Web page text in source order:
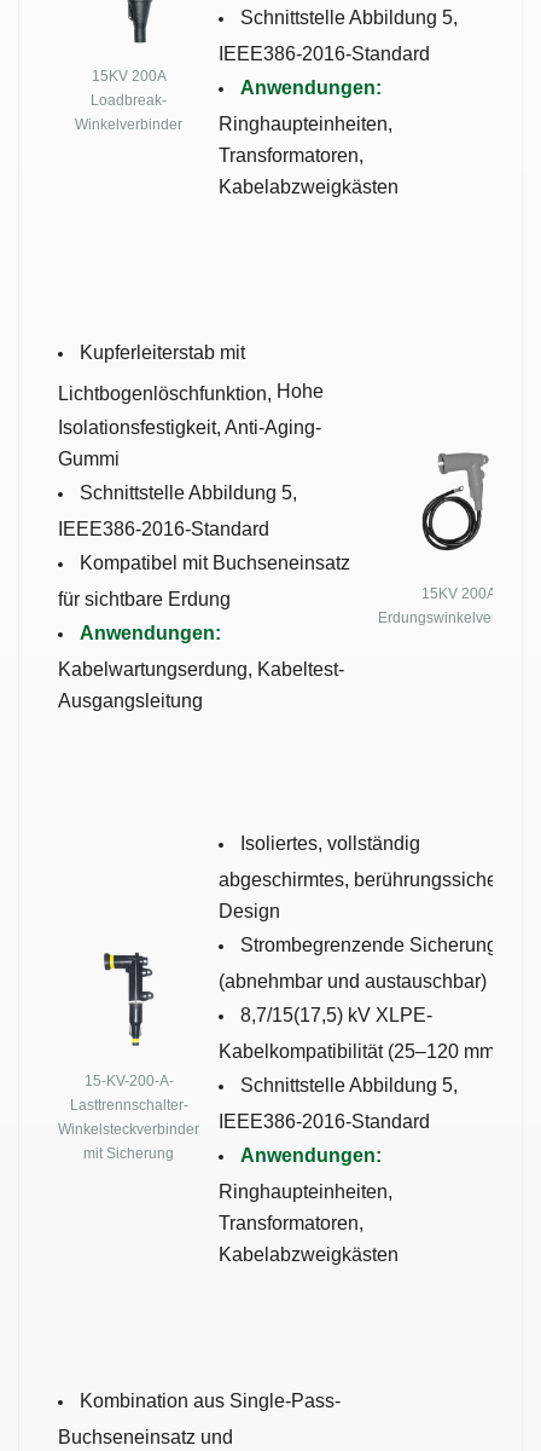
15KV 200A
Loadbreak-
Winkelverbinder
Schnittstelle Abbildung 5,
IEEE386-2016-Standard
Anwendungen:
Ringhaupteinheiten,
Transformatoren,
Kabelabzweigkästen
Kupferleiterstab mit
Lichtbogenlöschfunktion, Hohe
Isolationsfestigkeit, Anti-Aging-
Gummi
Schnittstelle Abbildung 5,
IEEE386-2016-Standard
Kompatibel mit Buchseneinsatz
für sichtbare Erdung
Anwendungen:
Kabelwartungserdung, Kabeltest-
Ausgangsleitung
15KV 200A
Erdungswinkelverbinder
15-KV-200-A-
Lasttrennschalter-
Winkelsteckverbinder
mit Sicherung
Isoliertes, vollständig
abgeschirmtes, berührungssicheres
Design
Strombegrenzende Sicherung
(abnehmbar und austauschbar)
8,7/15(17,5) kV XLPE-
Kabelkompatibilität (25–120 mm²)
Schnittstelle Abbildung 5,
IEEE386-2016-Standard
Anwendungen:
Ringhaupteinheiten,
Transformatoren,
Kabelabzweigkästen
Kombination aus Single-Pass-
Buchseneinsatz und